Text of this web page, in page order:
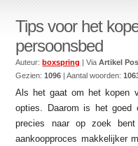
Tips voor het
persoonsbed
Auteur:boxspring | ViaArtikel
Gezien:1096 | Aantal woorden:
Als het gaat om het kopen
opties. Daarom is het goed
precies naar op zoek
aankoopproces makkelijker